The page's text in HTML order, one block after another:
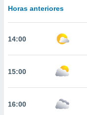
digital
ou
a nossa
CONTINUAR
Horas anteriores
14:00
15:00
16:00